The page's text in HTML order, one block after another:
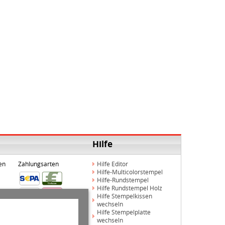
Hilfe
Zahlungsarten
Hilfe Editor
Hilfe-Multicolorstempel
Hilfe-Rundstempel
Hilfe Rundstempel Holz
Hilfe Stempelkissen
wechseln
Hilfe Stempelplatte
wechseln